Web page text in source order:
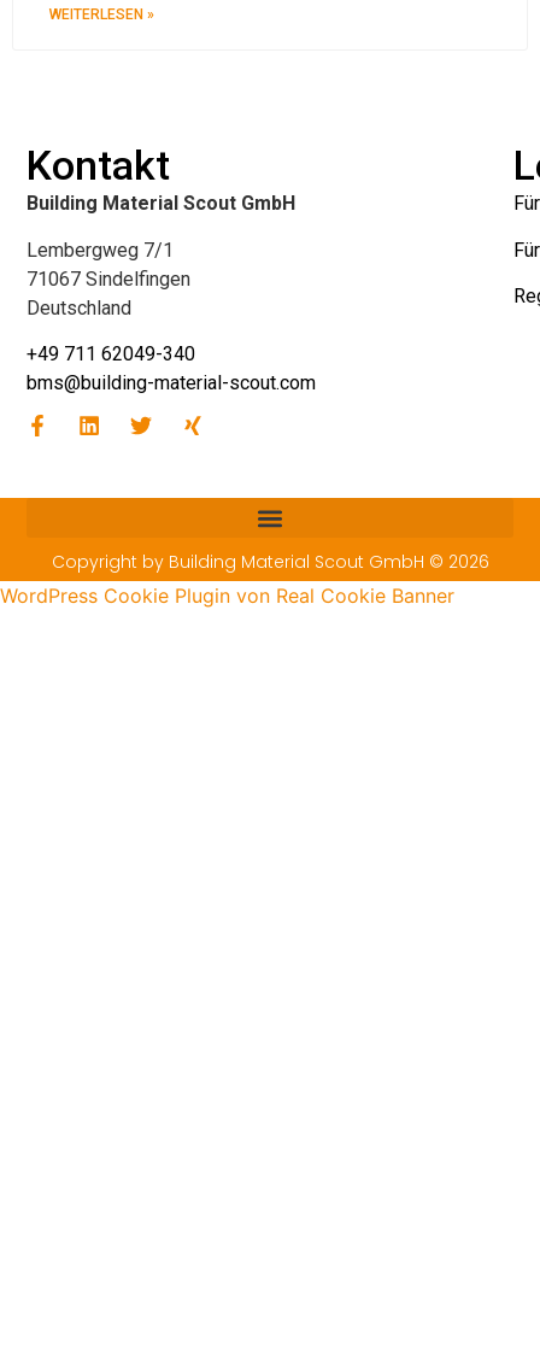
WEITERLESEN »
Kontakt
Building Material Scout GmbH
Lembergweg 7/1
71067 Sindelfingen
Deutschland
+49 711 62049-340
bms@building-material-scout.com
Copyright by Building Material Scout GmbH © 2026
WordPress Cookie Plugin von Real Cookie Banner